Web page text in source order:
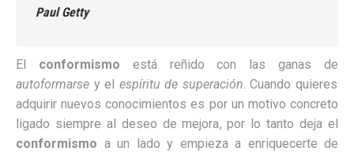
Paul Getty
El conformismo está reñido con las ganas de
autoformarse y el espíritu de superación. Cuando quieres
adquirir nuevos conocimientos es por un motivo concreto
ligado siempre al deseo de mejora, por lo tanto deja el
conformismo a un lado y empieza a enriquecerte de